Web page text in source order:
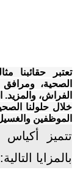
تعتبر حقائبنا
الصحية، ومرافق
الفراش،
خلال حلولنا
الموظفين
تتميز أكياس
بالمزايا التالية: